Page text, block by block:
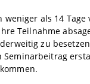
weniger als 14
Teilnahme
zu